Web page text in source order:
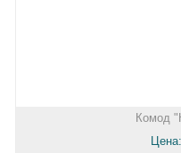
Комод
Цена: